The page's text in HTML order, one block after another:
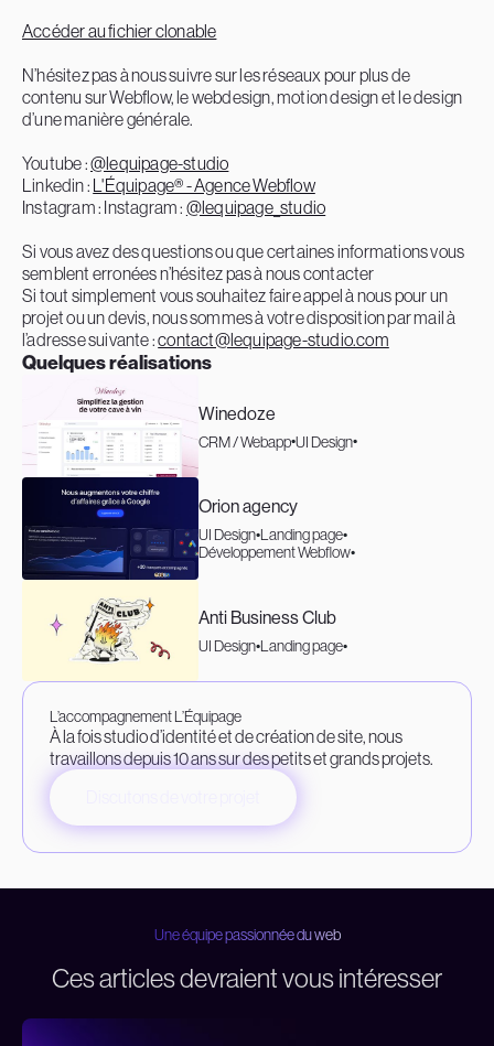
Accéder au fichier clonable
N’hésitez pas à nous suivre sur les réseaux pour plus de
contenu sur Webflow, le webdesign, motion design et le design
d’une manière générale.
Youtube :@lequipage-studio
Linkedin : L'Équipage® - Agence Webflow
Instagram : Instagram : @lequipage_studio
Si vous avez des questions ou que certaines informations vous
semblent erronées n’hésitez pas à nous contacter
Si tout simplement vous souhaitez faire appel à nous pour un
projet ou un devis, nous sommes à votre disposition par mail à
l’adresse suivante :contact@lequipage-studio.com
Quelques réalisations
Winedoze
CRM / Webapp UI Design
Orion agency
UI Design Landing page
Développement Webflow
Anti Business Club
UI Design Landing page
L’accompagnement L’Équipage
À la fois studio d’identité et de création de site, nous
travaillons depuis 10 ans sur des petits et grands projets.
Une équipe passionnée du web
Ces articles devraient vous intéresser